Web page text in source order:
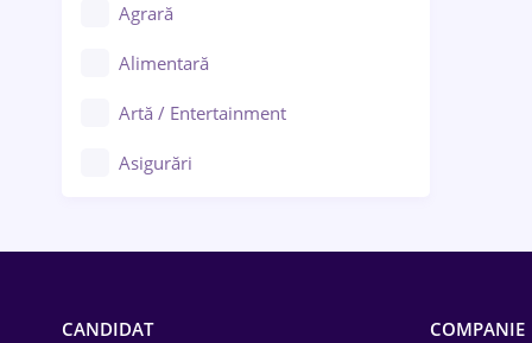
Agrară
Alimentară
Artă / Entertainment
Asigurări
CANDIDAT COMPANIE